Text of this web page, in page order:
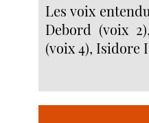
Les voix
Debord (voix
(voix 4), Isidore